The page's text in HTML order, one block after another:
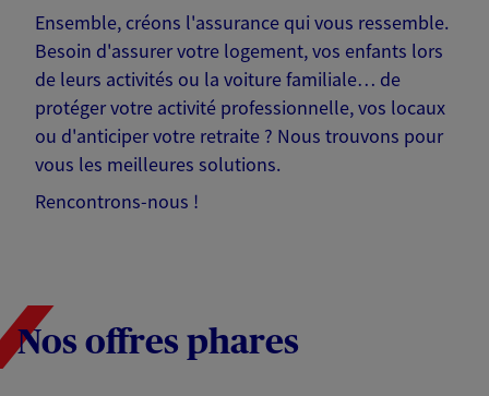
Ensemble, créons l'assurance qui vous ressemble.
Besoin d'assurer votre logement, vos enfants lors
de leurs activités ou la voiture familiale… de
protéger votre activité professionnelle, vos locaux
ou d'anticiper votre retraite ? Nous trouvons pour
vous les meilleures solutions.
Rencontrons-nous !
Nos offres phares